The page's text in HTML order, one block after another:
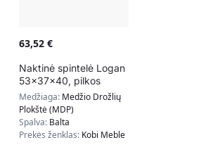
63,52 €
Naktinė spintelė Logan
53x37x40, pilkos
spalvos
Medžiaga: Medžio Drožlių
Plokštė (MDP)
Spalva: Balta
Prekės ženklas: Kobi Meble